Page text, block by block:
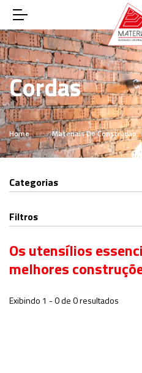
Cordas
Home Materiais De Construção
Categorias
Filtros
Os utensílios
melhores
Exibindo 1 - 0 de 0 resultados